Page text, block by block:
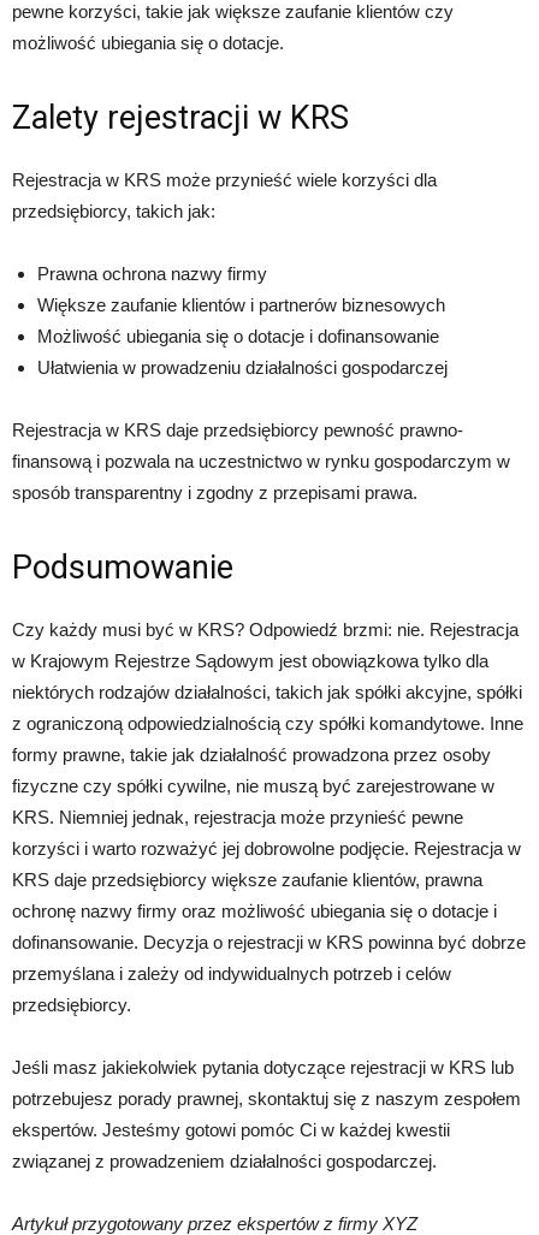
pewne korzyści, takie jak większe zaufanie klientów czy
możliwość ubiegania się o dotacje.
Zalety rejestracji w KRS
Rejestracja w KRS może przynieść wiele korzyści dla
przedsiębiorcy, takich jak:
Prawna ochrona nazwy firmy
Większe zaufanie klientów i partnerów biznesowych
Możliwość ubiegania się o dotacje i dofinansowanie
Ułatwienia w prowadzeniu działalności gospodarczej
Rejestracja w KRS daje przedsiębiorcy pewność prawno-
finansową i pozwala na uczestnictwo w rynku gospodarczym w
sposób transparentny i zgodny z przepisami prawa.
Podsumowanie
Czy każdy musi być w KRS? Odpowiedź brzmi: nie. Rejestracja
w Krajowym Rejestrze Sądowym jest obowiązkowa tylko dla
niektórych rodzajów działalności, takich jak spółki akcyjne, spółki
z ograniczoną odpowiedzialnością czy spółki komandytowe. Inne
formy prawne, takie jak działalność prowadzona przez osoby
fizyczne czy spółki cywilne, nie muszą być zarejestrowane w
KRS. Niemniej jednak, rejestracja może przynieść pewne
korzyści i warto rozważyć jej dobrowolne podjęcie. Rejestracja w
KRS daje przedsiębiorcy większe zaufanie klientów, prawna
ochronę nazwy firmy oraz możliwość ubiegania się o dotacje i
dofinansowanie. Decyzja o rejestracji w KRS powinna być dobrze
przemyślana i zależy od indywidualnych potrzeb i celów
przedsiębiorcy.
Jeśli masz jakiekolwiek pytania dotyczące rejestracji w KRS lub
potrzebujesz porady prawnej, skontaktuj się z naszym zespołem
ekspertów. Jesteśmy gotowi pomóc Ci w każdej kwestii
związanej z prowadzeniem działalności gospodarczej.
Artykuł przygotowany przez ekspertów z firmy XYZ